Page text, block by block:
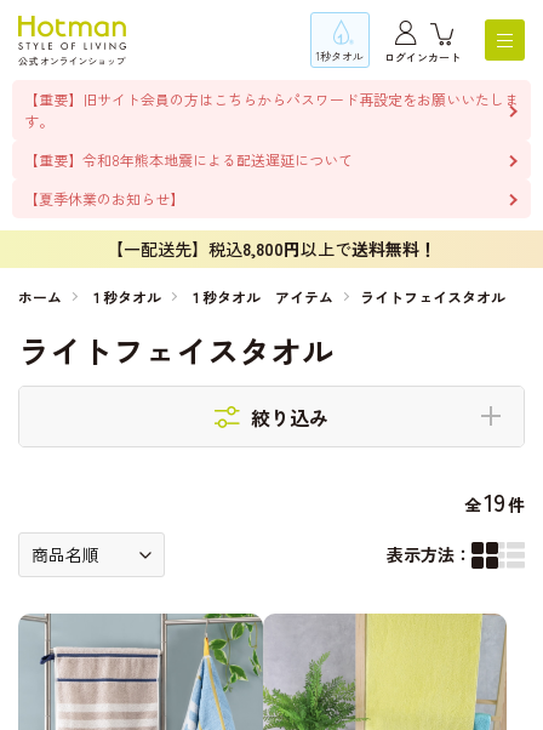
1秒タオル ログインカート
【重要】旧サイト会員の方はこちらからパスワード再設定をお願いいたしま
す。
【重要】令和8年熊本地震による配送遅延について
【夏季休業のお知らせ】
【一配送先】税込8,800円以上で送料無料！
ホーム １秒タオル １秒タオル アイテム ライトフェイスタオル
ライトフェイスタオル
絞り込み
全19件
表示方法：